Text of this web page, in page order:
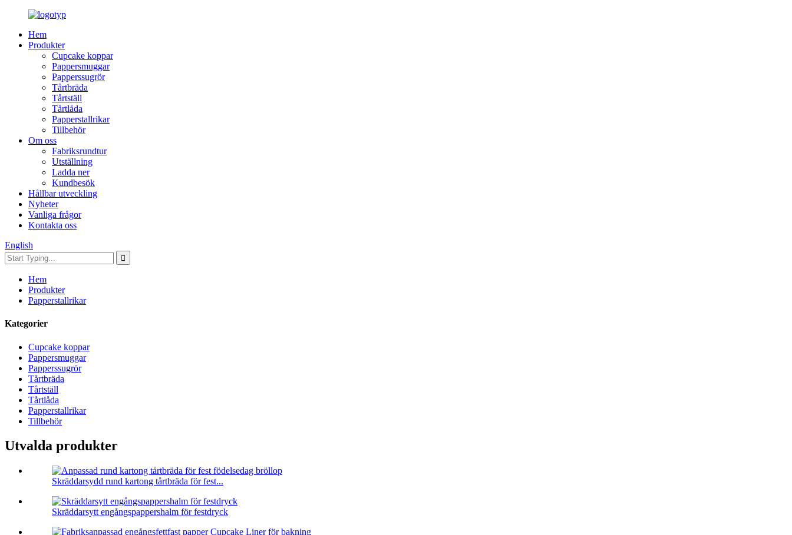
Hem
Produkter
Cupcake koppar
Pappersmuggar
Papperssugrör
Tårtbräda
Tårtställ
Tårtlåda
Papperstallrikar
Tillbehör
Om oss
Fabriksrundtur
Utställning
Ladda ner
Kundbesök
Hållbar utveckling
Nyheter
Vanliga frågor
Kontakta oss
English
Hem
Produkter
Papperstallrikar
Kategorier
Cupcake koppar
Pappersmuggar
Papperssugrör
Tårtbräda
Tårtställ
Tårtlåda
Papperstallrikar
Tillbehör
Utvalda produkter
Skräddarsydd rund kartong tårtbräda för fest...
Skräddarsytt engångspappershalm för festdryck